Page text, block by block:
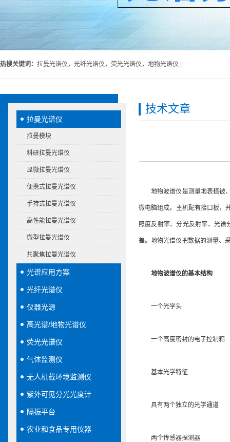
热搜关键词： 拉曼光谱仪，光纤光谱仪，荧光光谱仪，地物光谱仪 |
拉曼光谱仪
拉曼模块
科研拉曼光谱仪
显微拉曼光谱仪
便携式拉曼光谱仪
手持式拉曼光谱仪
高性能拉曼光谱仪
微型拉曼光谱仪
共聚焦拉曼光谱仪
光谱应用方案
光纤光谱仪
仪器光源
高光谱/地物光谱仪
荧光光谱仪
气体监测仪
无人机载环境监测仪
紫外可见分光光度计
隔振平台
农业和食品专用仪器
技术文章
地物波谱仪是测量地表植被、
微电脑组成。主机配有接口板，
照度反射率、分光反射率、光
差。地物光谱仪把数据的测量、
地物波谱仪的基本结构
一个光学头
一个高度密封的电子控制箱
基本光学特征
具有两个独立的光学通道
两个传感器探测器